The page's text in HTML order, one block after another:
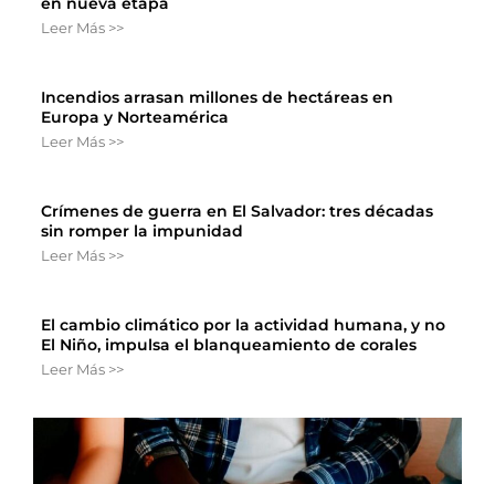
Leer Más >>
Incendios arrasan millones de hectáreas en
Europa y Norteamérica
Leer Más >>
Crímenes de guerra en El Salvador: tres décadas
sin romper la impunidad
Leer Más >>
El cambio climático por la actividad humana, y no
El Niño, impulsa el blanqueamiento de corales
Leer Más >>